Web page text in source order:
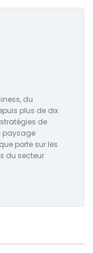
du
plus de dix
de
paysage
porte sur les
du secteur